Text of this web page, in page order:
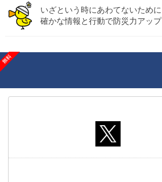
いざという時にあわてないために
確かな情報と行動で防災力アップ